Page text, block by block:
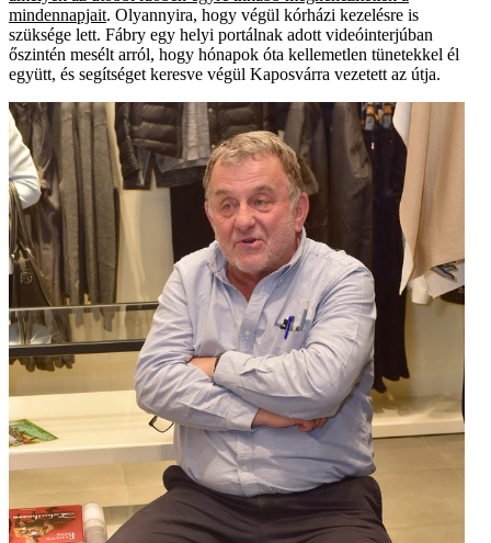
mindennapjait. Olyannyira, hogy végül kórházi kezelésre is
szüksége lett. Fábry egy helyi portálnak adott videóinterjúban
őszintén mesélt arról, hogy hónapok óta kellemetlen tünetekkel él
együtt, és segítséget keresve végül Kaposvárra vezetett az útja.